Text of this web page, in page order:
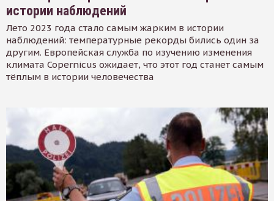
истории наблюдений
Лето 2023 года стало самым жарким в истории
наблюдений: температурные рекорды бились один за
другим. Европейская служба по изучению изменения
климата Copernicus ожидает, что этот год станет самым
тёплым в истории человечества